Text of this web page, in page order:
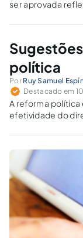
ser aprovada
brasileira. Ao
justamente o
política
Por Ruy Samuel
Destacado em
A reforma política
efetividade do
urnas populares,
político